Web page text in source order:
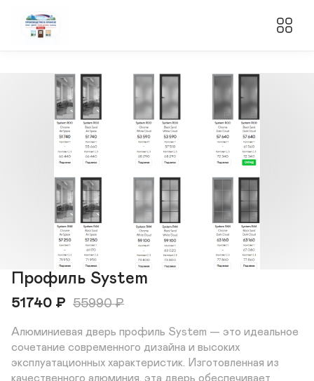
Профиль System
51740 ₽ 55990₽
Алюминиевая дверь профиль System — это идеальное
сочетание современного дизайна и высоких
эксплуатационных характеристик. Изготовленная из
качественного алюминия, эта дверь обеспечивает